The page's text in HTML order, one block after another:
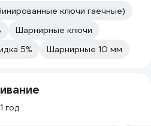
ключи гаечные)
Шарнирные ключи
5%
Шарнирные 10 мм
год